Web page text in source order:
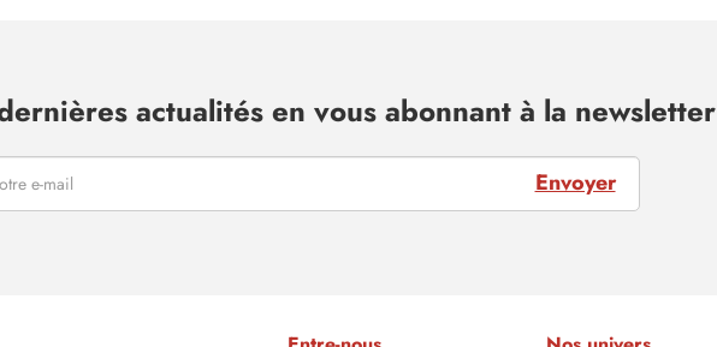
actualités en vous abonnant à la newsletter
Envoyer